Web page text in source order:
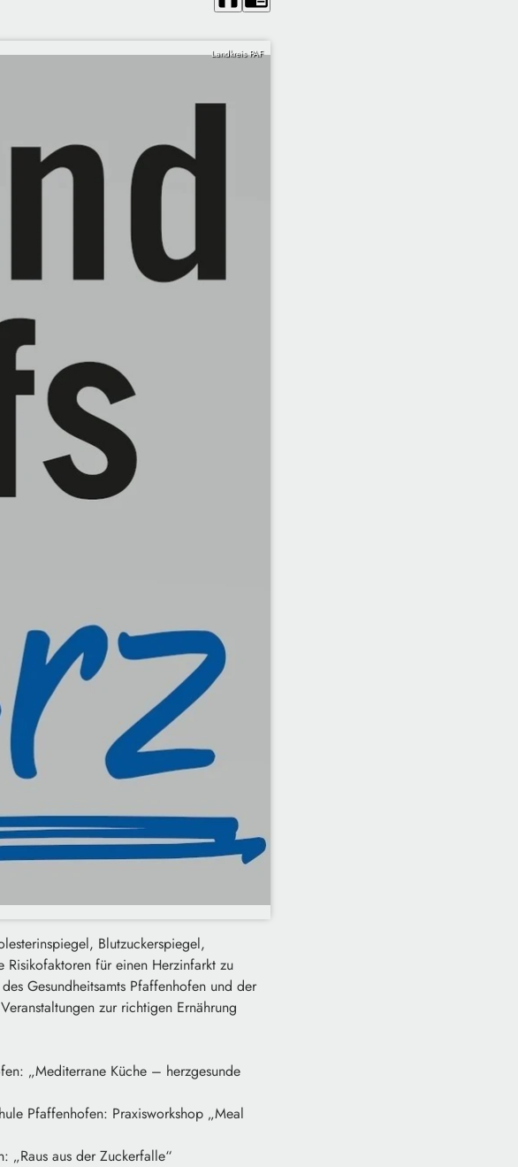
Landkreis PAF
Blutzuckerspiegel,
für einen Herzinfarkt zu
Gesundheitsamts Pfaffenhofen und der
zur richtigen Ernährung
„Mediterrane Küche – herzgesunde
Pfaffenhofen: Praxisworkshop „Meal
aus der Zuckerfalle“